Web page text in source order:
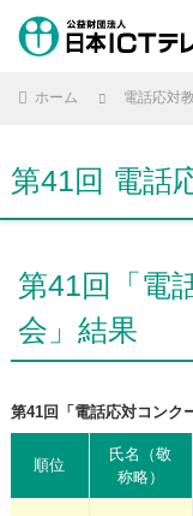
ホーム 電話応対
第41回 電話
第41回「電
会」結果
第41回「電話応対コンク
順位
氏名（敬
称略）